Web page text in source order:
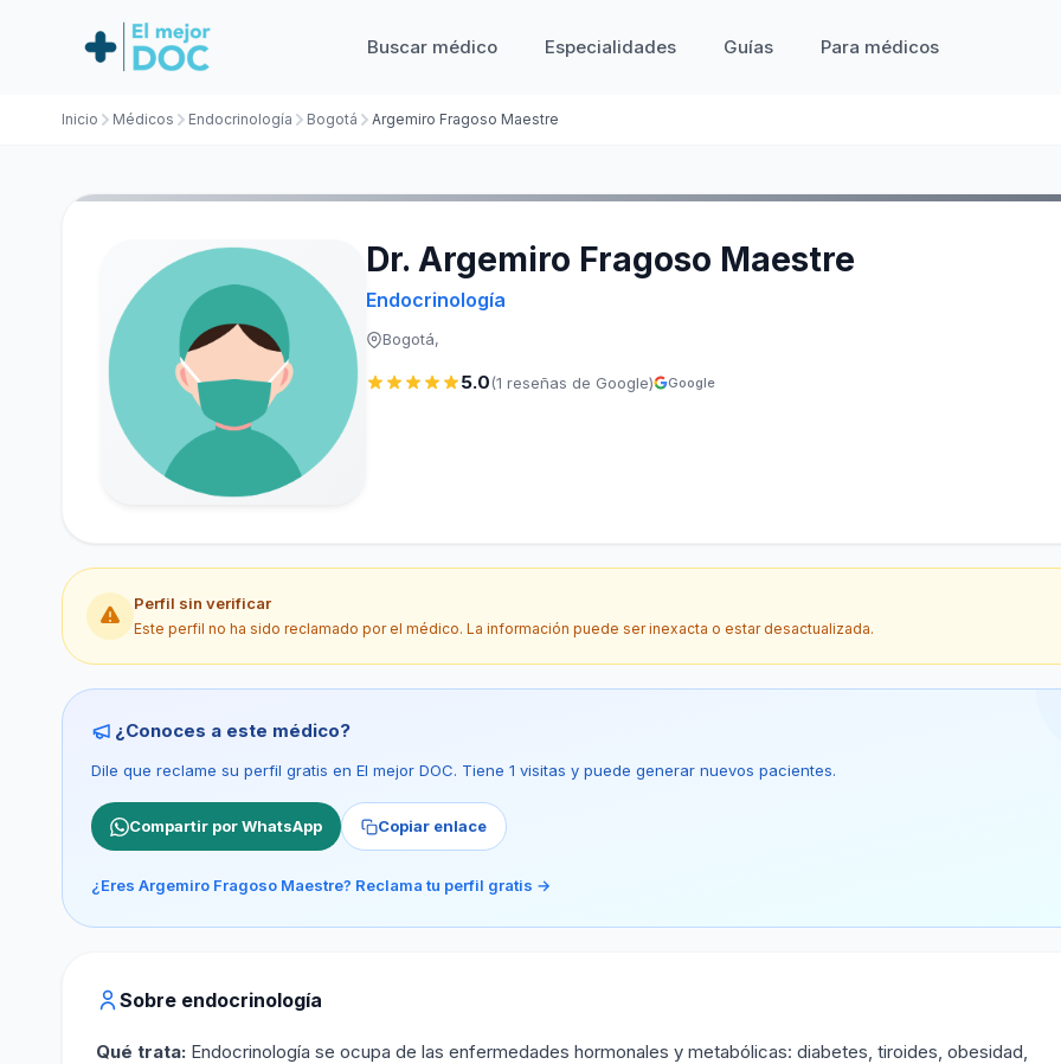
Buscar médico Especialidades Guías Para médicos
Inicio Médicos Endocrinología Bogotá Argemiro Fragoso Maestre
Dr. Argemiro Fragoso Maestre
Endocrinología
Bogotá,
5.0(1 reseñas de Google) Google
Perfil sin verificar
Este perfil no ha sido reclamado por el médico. La información puede ser inexacta o estar desactualizada.
¿Conoces a este médico?
Dile que reclame su perfil gratis en El mejor DOC. Tiene 1 visitas y puede generar nuevos pacientes.
Compartir por WhatsApp Copiar enlace
¿Eres Argemiro Fragoso Maestre? Reclama tu perfil gratis →
Sobre endocrinología
Qué trata: Endocrinología se ocupa de las enfermedades hormonales y metabólicas: diabetes, tiroides, obesidad,